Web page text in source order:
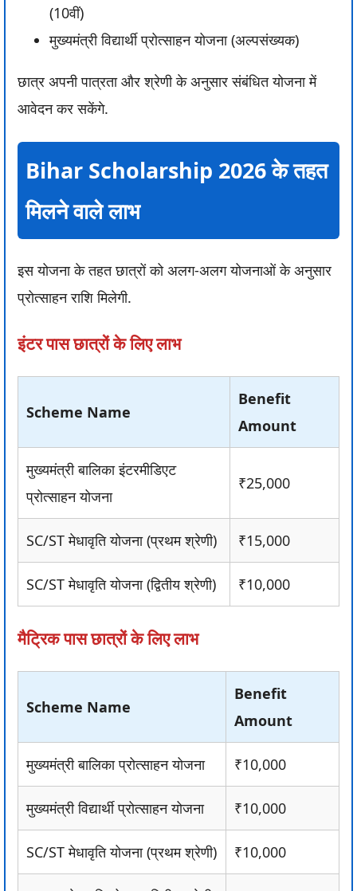
(10वीं)
मुख्यमंत्री विद्यार्थी प्रोत्साहन योजना (अल्पसंख्यक)
छात्र अपनी पात्रता और श्रेणी के अनुसार संबंधित योजना में
आवेदन कर सकेंगे.
Bihar Scholarship 2026 के तहत
मिलने वाले लाभ
इस योजना के तहत छात्रों को अलग-अलग योजनाओं के अनुसार
प्रोत्साहन राशि मिलेगी.
इंटर पास छात्रों के लिए लाभ
Scheme Name
Benefit
Amount
मुख्यमंत्री बालिका इंटरमीडिएट
प्रोत्साहन योजना
₹25,000
SC/ST मेधावृति योजना (प्रथम श्रेणी) ₹15,000
SC/ST मेधावृति योजना (द्वितीय श्रेणी) ₹10,000
मैट्रिक पास छात्रों के लिए लाभ
Scheme Name
Benefit
Amount
मुख्यमंत्री बालिका प्रोत्साहन योजना ₹10,000
मुख्यमंत्री विद्यार्थी प्रोत्साहन योजना ₹10,000
SC/ST मेधावृति योजना (प्रथम श्रेणी) ₹10,000